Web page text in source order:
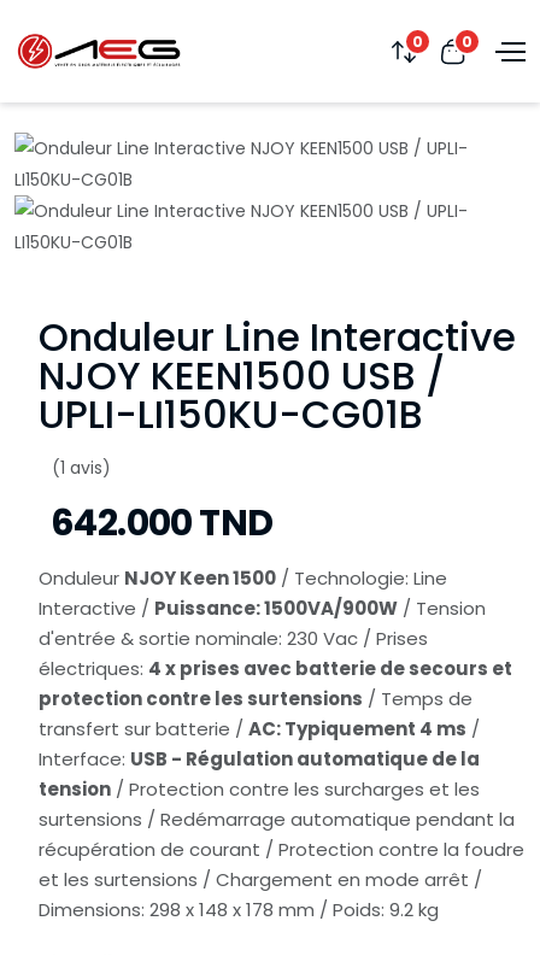
0 0
Onduleur Line Interactive
NJOY KEEN1500 USB /
UPLI-LI150KU-CG01B
(1 avis)
642.000 TND
Onduleur NJOY Keen 1500 / Technologie: Line
Interactive / Puissance: 1500VA/900W / Tension
d'entrée & sortie nominale: 230 Vac / Prises
électriques: 4 x prises avec batterie de secours et
protection contre les surtensions / Temps de
transfert sur batterie / AC: Typiquement 4 ms /
Interface: USB - Régulation automatique de la
tension / Protection contre les surcharges et les
surtensions / Redémarrage automatique pendant la
récupération de courant / Protection contre la foudre
et les surtensions / Chargement en mode arrêt /
Dimensions: 298 x 148 x 178 mm / Poids: 9.2 kg